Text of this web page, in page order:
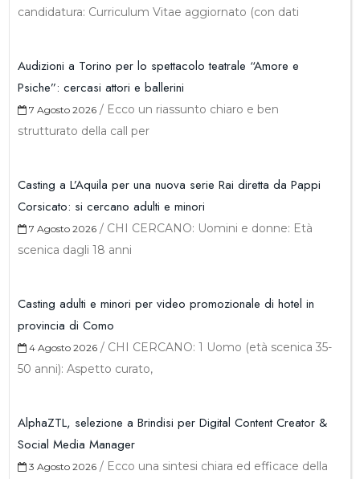
candidatura: Curriculum Vitae aggiornato (con dati
Audizioni a Torino per lo spettacolo teatrale “Amore e
Psiche”: cercasi attori e ballerini
7 Agosto 2026 / Ecco un riassunto chiaro e ben
strutturato della call per
Casting a L’Aquila per una nuova serie Rai diretta da Pappi
Corsicato: si cercano adulti e minori
7 Agosto 2026 / CHI CERCANO: Uomini e donne: Età
scenica dagli 18 anni
Casting adulti e minori per video promozionale di hotel in
provincia di Como
4 Agosto 2026 / CHI CERCANO: 1 Uomo (età scenica 35-
50 anni): Aspetto curato,
AlphaZTL, selezione a Brindisi per Digital Content Creator &
Social Media Manager
3 Agosto 2026 / Ecco una sintesi chiara ed efficace della